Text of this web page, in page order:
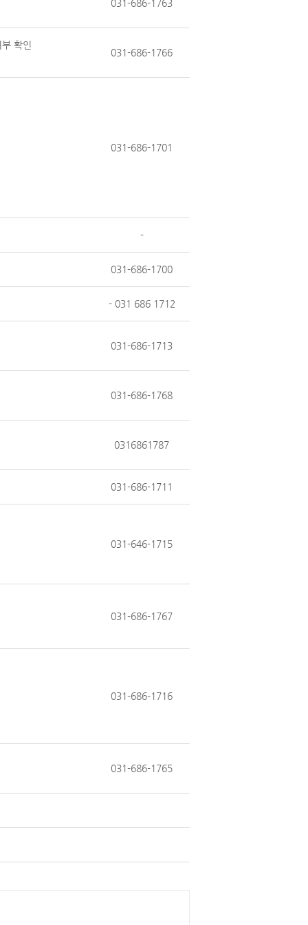
031-686-1763
확인
031-686-1766
031-686-1701
-
031-686-1700
- 031 686 1712
031-686-1713
031-686-1768
0316861787
031-686-1711
031-646-1715
031-686-1767
031-686-1716
031-686-1765